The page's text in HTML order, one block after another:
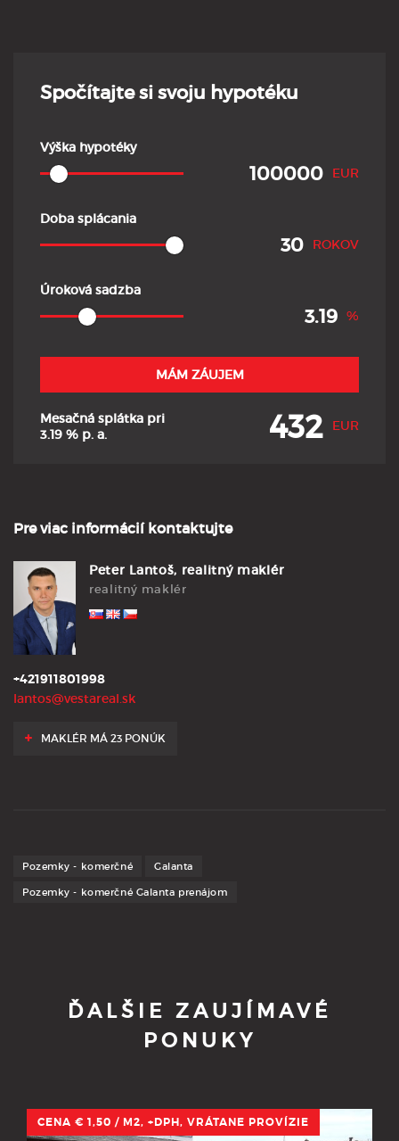
Spočítajte si svoju hypotéku
Výška hypotéky
EUR
Doba splácania
ROKOV
Úroková sadzba
%
MÁM ZÁUJEM
Mesačná splátka pri
3.19 % p. a. 432 EUR
Pre viac informácií kontaktujte
Peter Lantoš, realitný maklér
realitný maklér
+421911801998
lantos@vestareal.sk
MAKLÉR MÁ 23 PONÚK
Pozemky - komerčné Galanta
Pozemky - komerčné Galanta prenájom
ĎALŠIE ZAUJÍMAVÉ
PONUKY
CENA € 1,50 / M2, +DPH, VRÁTANE PROVÍZIE